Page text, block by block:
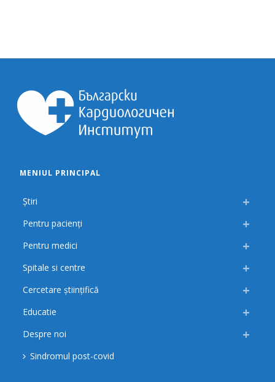
MENIUL PRINCIPAL
Știri
Pentru pacienți
Pentru medici
Spitale si centre
Cercetare științifică
Educatie
Despre noi
Sindromul post-covid